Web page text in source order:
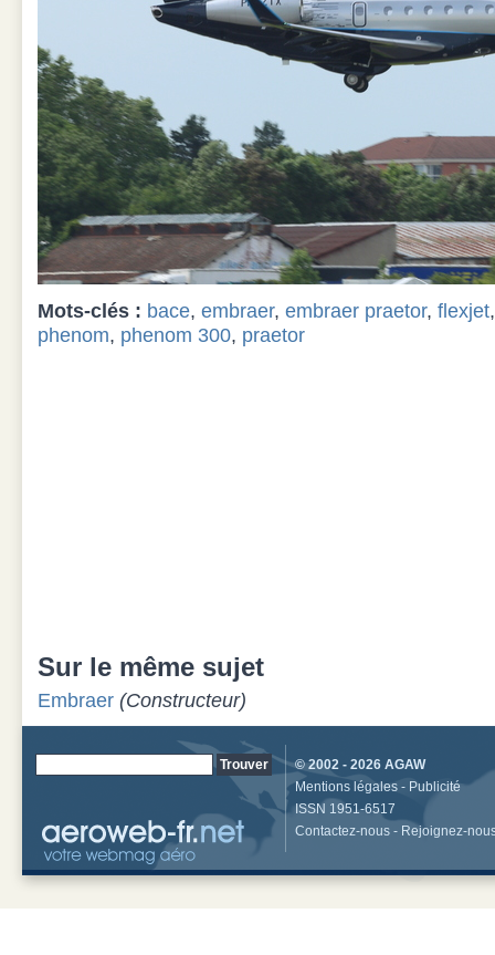
Mots-clés : bace, embraer, embraer praetor, flexjet
phenom, phenom 300, praetor
Sur le même sujet
Embraer (Constructeur)
© 2002 - 2026 AGAW
Mentions légales - Publicité
ISSN 1951-6517
Contactez-nous - Rejoignez-